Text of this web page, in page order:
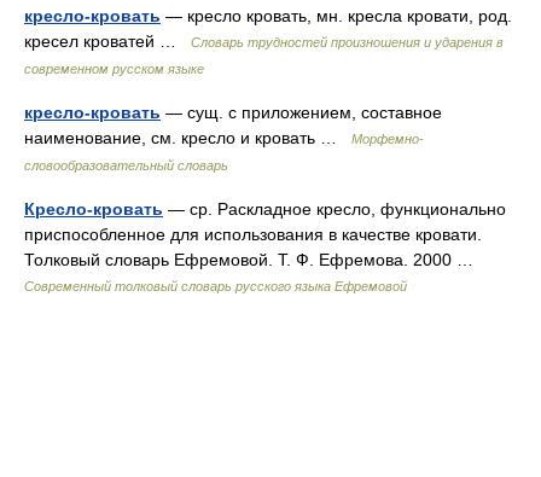
кресло-кровать — кресло кровать, мн. кресла кровати, род.
кресел кроватей …
Словарь трудностей произношения и ударения в
современном русском языке
кресло-кровать — сущ. с приложением, составное
наименование, см. кресло и кровать …
Морфемно-
словообразовательный словарь
Кресло-кровать — ср. Раскладное кресло, функционально
приспособленное для использования в качестве кровати.
Толковый словарь Ефремовой. Т. Ф. Ефремова. 2000 …
Современный толковый словарь русского языка Ефремовой